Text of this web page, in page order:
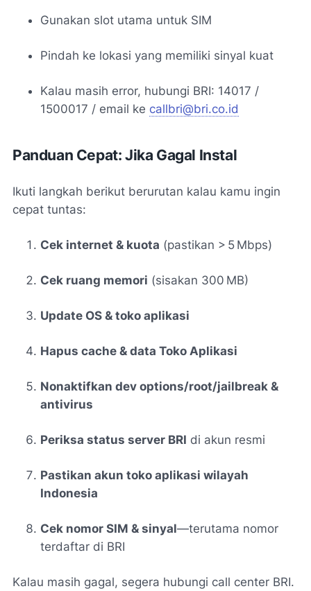
Gunakan slot utama untuk SIM
Pindah ke lokasi yang memiliki sinyal kuat
Kalau masih error, hubungi BRI: 14017 /
1500017 / email ke callbri@bri.co.id
Panduan Cepat: Jika Gagal Instal
Ikuti langkah berikut berurutan kalau kamu ingin
cepat tuntas:
Cek internet & kuota (pastikan > 5 Mbps)
Cek ruang memori (sisakan 300 MB)
Update OS & toko aplikasi
Hapus cache & data Toko Aplikasi
Nonaktifkan dev options/root/jailbreak &
antivirus
Periksa status server BRI di akun resmi
Pastikan akun toko aplikasi wilayah
Indonesia
Cek nomor SIM & sinyal—terutama nomor
terdaftar di BRI
Kalau masih gagal, segera hubungi call center BRI.